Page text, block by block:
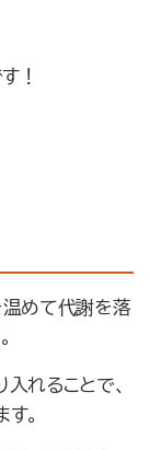
！
温めて代謝を落
れることで、
。